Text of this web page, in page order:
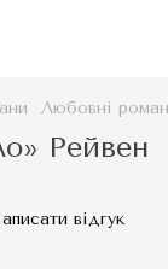
Любовні
Рейвен
відгук